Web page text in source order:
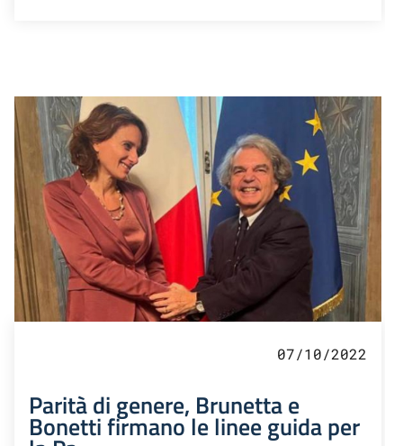
07/10/2022
Parità di genere, Brunetta e
Bonetti firmano le linee guida per